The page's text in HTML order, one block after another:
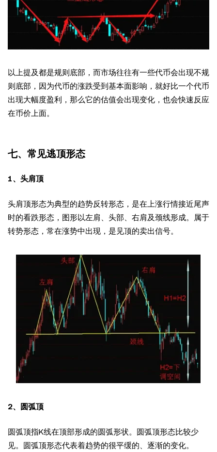
以上提及都是规则底部，而市场往往有一些代币会出现不规
则底部，因为代币的涨跌受到基本面影响，就好比一个代币
出现大幅度盈利，那么它的估值会出现变化，也会快速反应
在币价上面。
七、常见逃顶形态
1、头肩顶
头肩顶形态为典型的趋势反转形态，是在上涨行情接近尾声
时的看跌形态，图形以左肩、头部、右肩及颈线形成。属于
转势形态，常在涨势中出现，是见顶的卖出信号。
2、圆弧顶
圆弧顶指K线在顶部形成的圆弧形状。圆弧顶形态比较少
见。圆弧顶形态代表着趋势的很平缓的、逐渐的变化。